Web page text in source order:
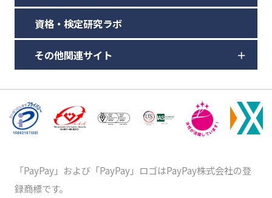
資格・検定研究ラボ
その他関連サイト
「PayPay」および「PayPay」ロゴはPayPay株式会社の登
録商標です。